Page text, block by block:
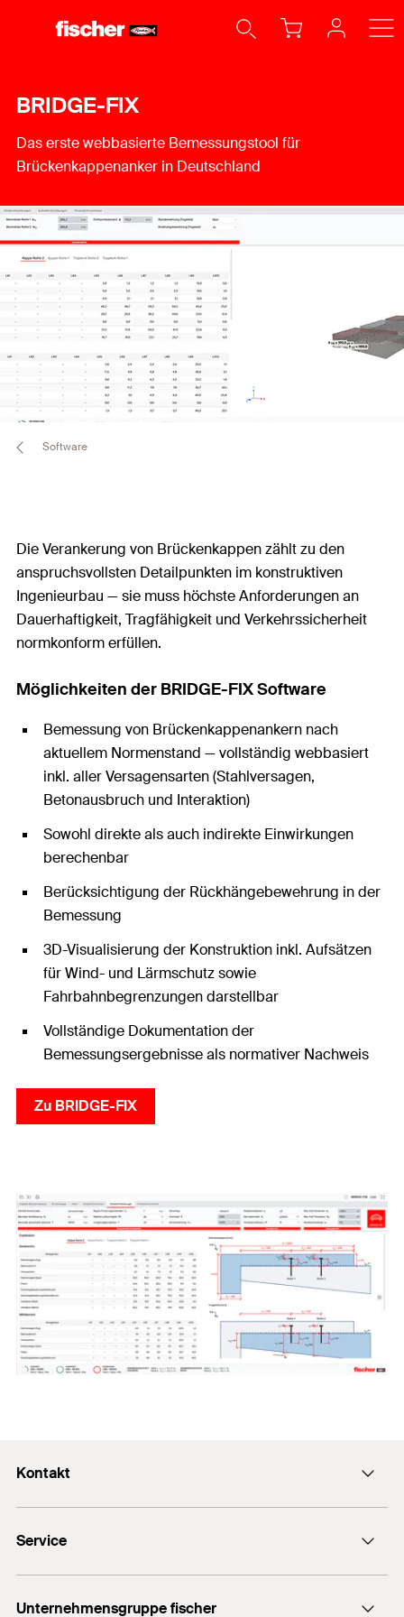
BRIDGE-FIX
Das erste webbasierte Bemessungstool für
Brückenkappenanker in Deutschland
Software
Die Verankerung von Brückenkappen zählt zu den
anspruchsvollsten Detailpunkten im konstruktiven
Ingenieurbau — sie muss höchste Anforderungen an
Dauerhaftigkeit, Tragfähigkeit und Verkehrssicherheit
normkonform erfüllen.
Möglichkeiten der BRIDGE-FIX Software
Bemessung von Brückenkappenankern nach
aktuellem Normenstand — vollständig webbasiert
inkl. aller Versagensarten (Stahlversagen,
Betonausbruch und Interaktion)
Sowohl direkte als auch indirekte Einwirkungen
berechenbar
Berücksichtigung der Rückhängebewehrung in der
Bemessung
3D-Visualisierung der Konstruktion inkl. Aufsätzen
für Wind- und Lärmschutz sowie
Fahrbahnbegrenzungen darstellbar
Vollständige Dokumentation der
Bemessungsergebnisse als normativer Nachweis
Zu BRIDGE-FIX
Kontakt
Presse
Newsletter
Technische Hotline (Whatsapp)
Service
Unternehmensgruppe fischer